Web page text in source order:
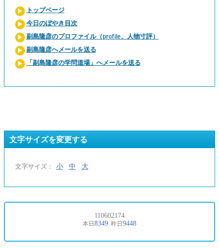
トップページ
今日のぼやき目次
副島隆彦のプロファイル（profile、人物寸評）
副島隆彦へメールを送る
「副島隆彦の学問道場」へメールを送る
文字サイズを変更する
文字サイズ： 小 中 大